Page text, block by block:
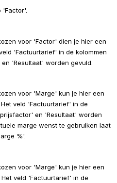
'Factor'.
voor 'Factor' dien je hier een
'Factuurtarief' in de kolommen
'Resultaat' worden gevuld.
voor 'Marge' kun je hier een
veld 'Factuurtarief' in de
en 'Resultaat' worden
marge wenst te gebruiken laat
%'.
voor 'Marge' kun je hier een
veld 'Factuurtarief' in de